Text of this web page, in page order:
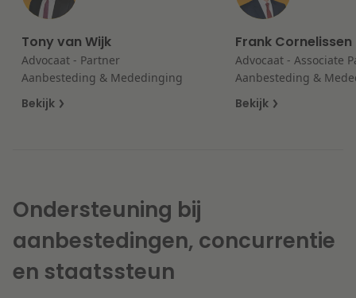
Tony van Wijk
Advocaat - Partner
Aanbesteding & Mededinging
Bekijk
Frank Cornelissen
Advocaat - Associate
Aanbesteding &
Bekijk
Ondersteuning bij
aanbestedingen, concurrentie
en staatssteun